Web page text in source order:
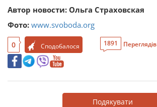
Автор новости: Ольга Страховская
Фото: www.svoboda.org
0 Сподобалося 1891 Переглядів
Подякувати